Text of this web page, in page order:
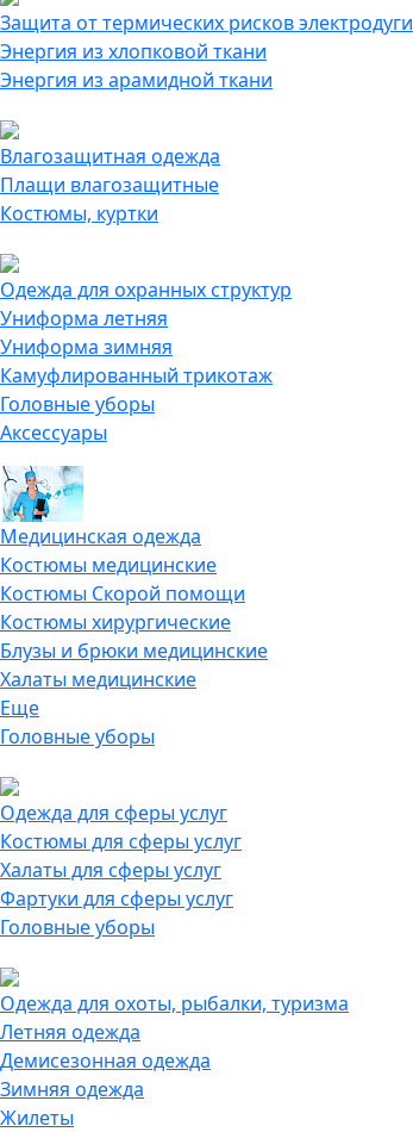
Защита от термических рисков электродуги
Энергия из хлопковой ткани
Энергия из арамидной ткани
Влагозащитная одежда
Плащи влагозащитные
Костюмы, куртки
Одежда для охранных структур
Униформа летняя
Униформа зимняя
Камуфлированный трикотаж
Головные уборы
Аксессуары
Медицинская одежда
Костюмы медицинские
Костюмы Скорой помощи
Костюмы хирургические
Блузы и брюки медицинские
Халаты медицинские
Еще
Головные уборы
Одежда для сферы услуг
Костюмы для сферы услуг
Халаты для сферы услуг
Фартуки для сферы услуг
Головные уборы
Одежда для охоты, рыбалки, туризма
Летняя одежда
Демисезонная одежда
Зимняя одежда
Жилеты